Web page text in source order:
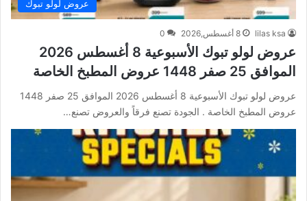
عروض لولو تبوك
lilas ksa 8 أغسطس,2026 0
عروض لولو تبوك الأسبوعية 8 أغسطس 2026
الموافق 25 صفر 1448 عروض المطبخ الخاصة
عروض لولو تبوك الأسبوعية 8 أغسطس 2026 الموافق 25 صفر 1448
عروض المطبخ الخاصة . الجودة تصنع فرقاً والعروض تصنع…